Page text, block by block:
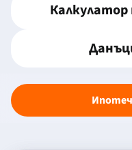
Калкулатор